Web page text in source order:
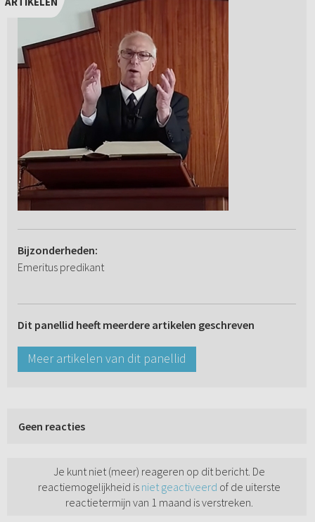
Bijzonderheden:
Emeritus predikant
Dit panellid heeft meerdere artikelen geschreven
Meer artikelen van dit panellid
Geen reacties
Je kunt niet (meer) reageren op dit bericht. De
reactiemogelijkheid is niet geactiveerd of de uiterste
reactietermijn van 1 maand is verstreken.